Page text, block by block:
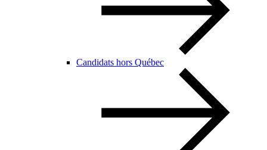
Candidats hors Québec